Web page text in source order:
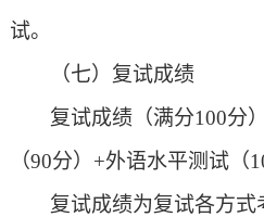
试。
（七） 复试成绩
复试成绩（满分100分
（90分）+外语水平测试（
复试成绩为复试各方